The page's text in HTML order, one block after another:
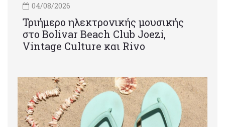
04/08/2026
Τριήμερο ηλεκτρονικής μουσικής
στο Bolivar Beach Club Joezi,
Vintage Culture και Rivo